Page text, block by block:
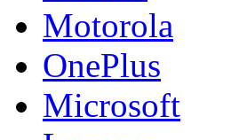
Motorola
OnePlus
Microsoft